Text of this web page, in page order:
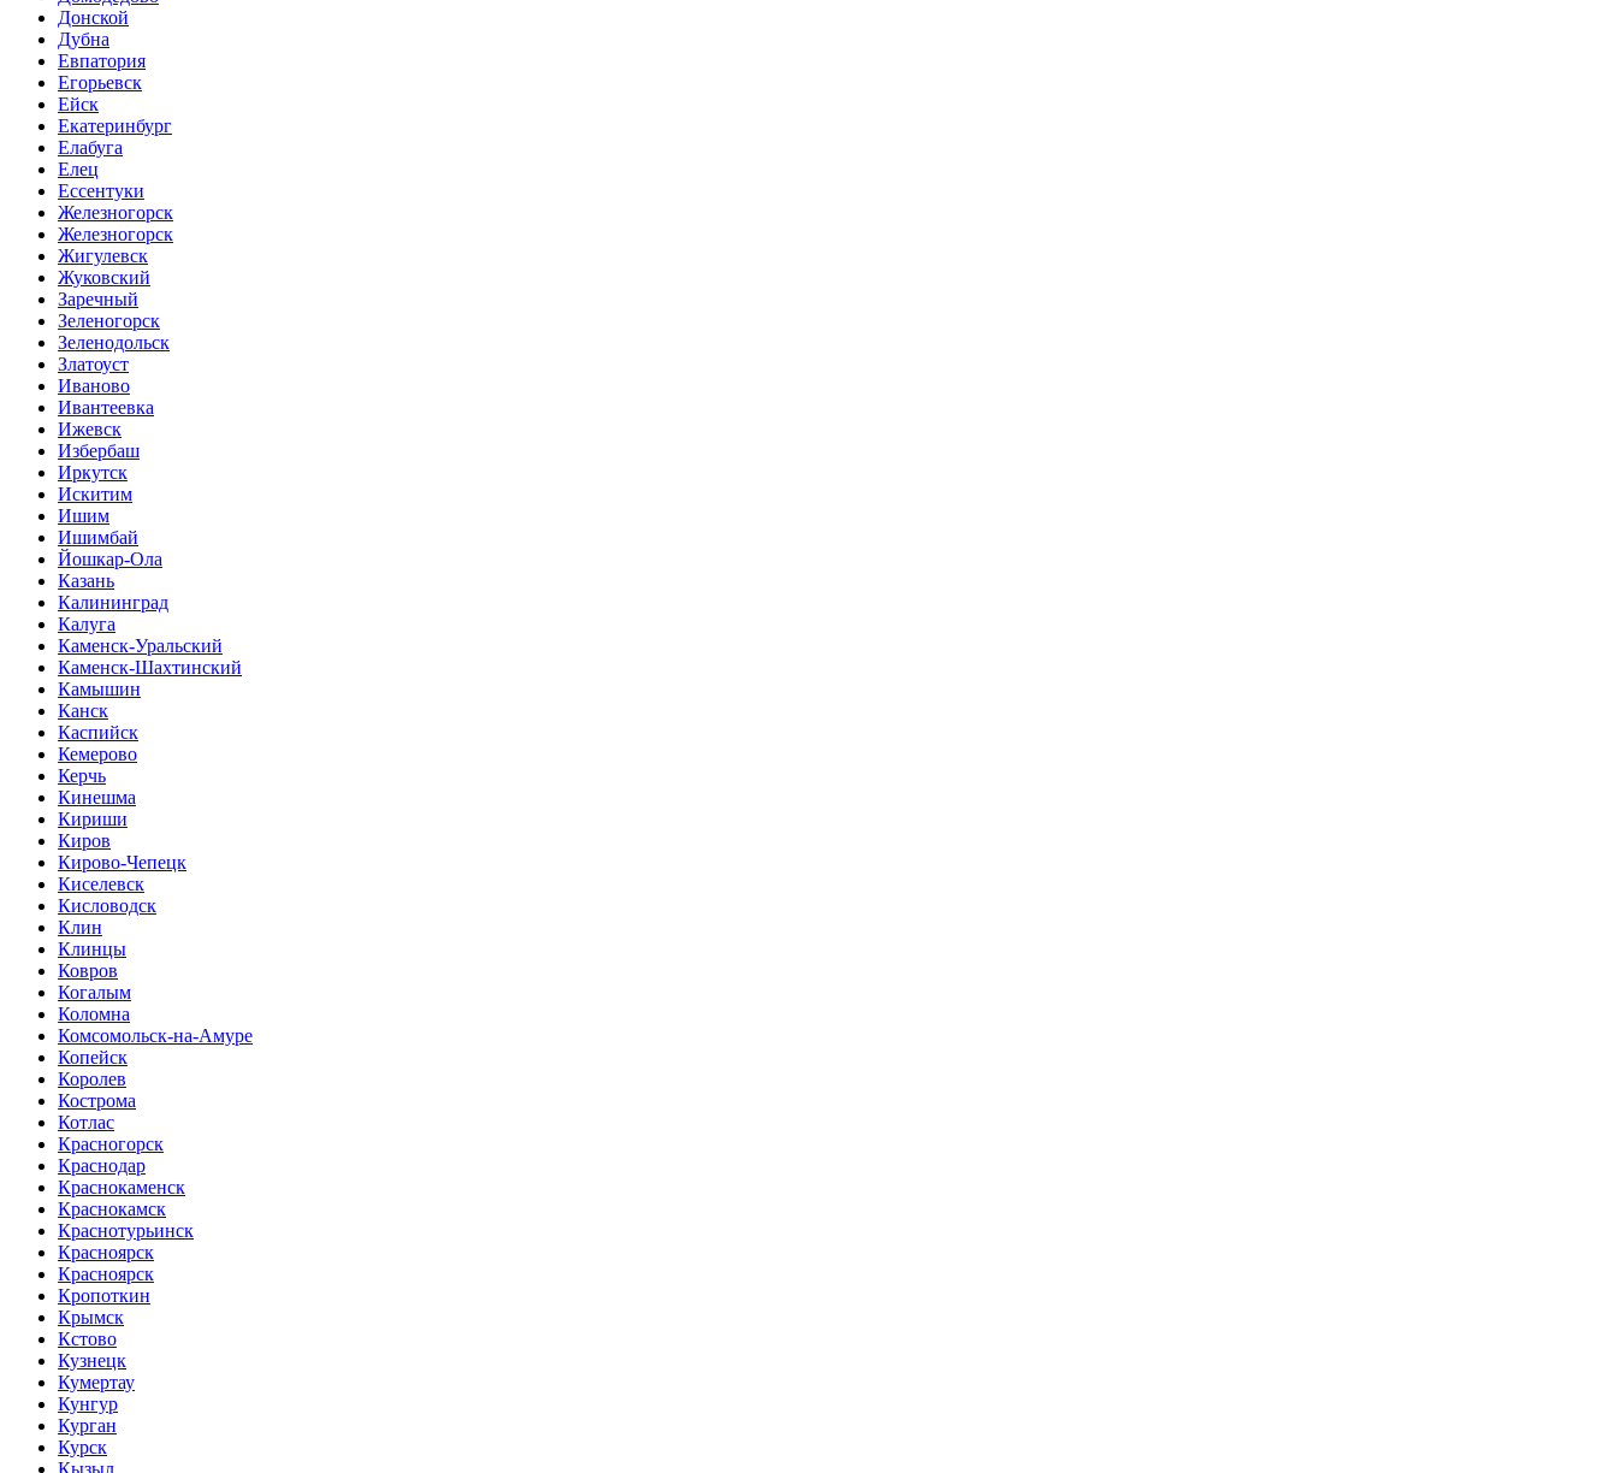
Донской
Дубна
Евпатория
Егорьевск
Ейск
Екатеринбург
Елабуга
Елец
Ессентуки
Железногорск
Железногорск
Жигулевск
Жуковский
Заречный
Зеленогорск
Зеленодольск
Златоуст
Иваново
Ивантеевка
Ижевск
Избербаш
Иркутск
Искитим
Ишим
Ишимбай
Йошкар-Ола
Казань
Калининград
Калуга
Каменск-Уральский
Каменск-Шахтинский
Камышин
Канск
Каспийск
Кемерово
Керчь
Кинешма
Кириши
Киров
Кирово-Чепецк
Киселевск
Кисловодск
Клин
Клинцы
Ковров
Когалым
Коломна
Комсомольск-на-Амуре
Копейск
Королев
Кострома
Котлас
Красногорск
Краснодар
Краснокаменск
Краснокамск
Краснотурьинск
Красноярск
Красноярск
Кропоткин
Крымск
Кстово
Кузнецк
Кумертау
Кунгур
Курган
Курск
Кызыл